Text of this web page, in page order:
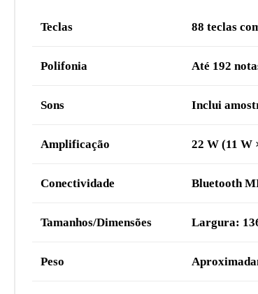
Teclas 88 teclas
Polifonia Até 192
Sons Inclui
Amplificação 22 W (11 W
Conectividade Bluetooth
Tamanhos/Dimensões Largura:
Peso